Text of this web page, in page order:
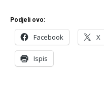
Podjeli ovo:
Facebook X
Ispis